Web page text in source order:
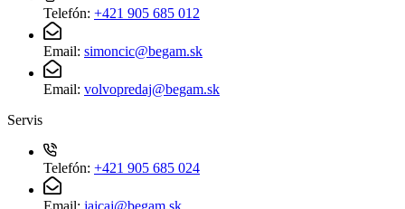
Telefón: +421 905 685 012
Email: simoncic@begam.sk
Email: volvopredaj@begam.sk
Servis
Telefón: +421 905 685 024
Email: jajcaj@begam.sk